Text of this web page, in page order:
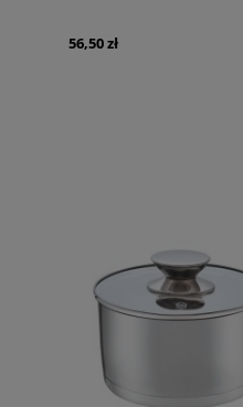
56,50 zł